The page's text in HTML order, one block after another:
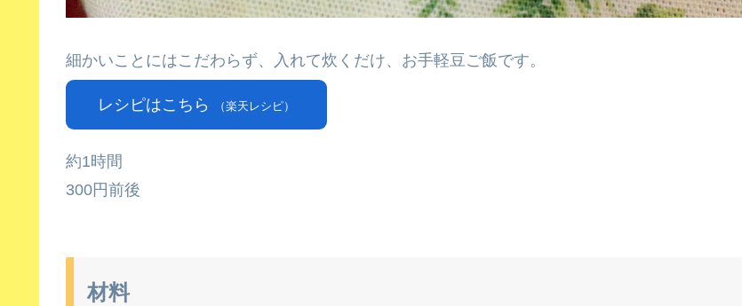
細かいことにはこだわらず、入れて炊くだけ、お手軽豆ご飯です。
レシピはこちら （楽天レシピ）
約1時間
300円前後
材料